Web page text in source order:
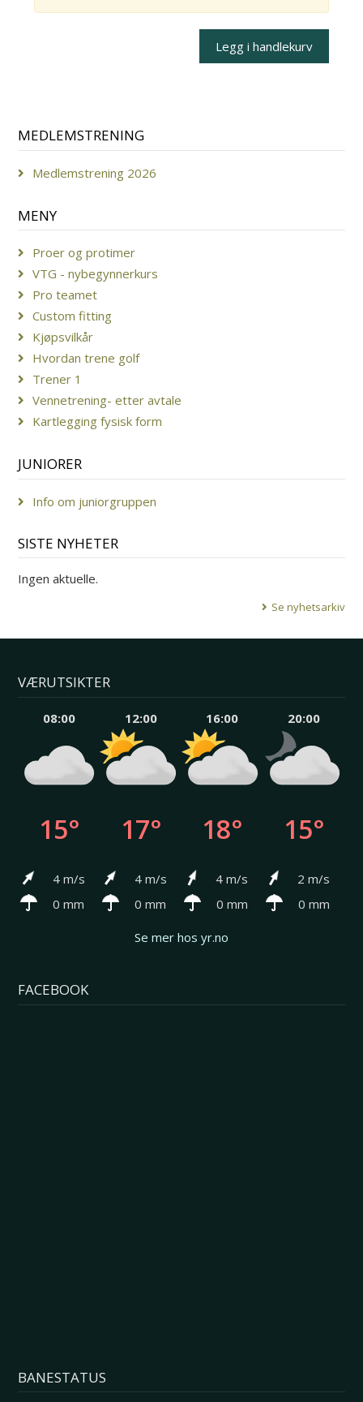
MEDLEMSTRENING
Medlemstrening 2026
MENY
Proer og protimer
VTG - nybegynnerkurs
Pro teamet
Custom fitting
Kjøpsvilkår
Hvordan trene golf
Trener 1
Vennetrening- etter avtale
Kartlegging fysisk form
JUNIORER
Info om juniorgruppen
SISTE NYHETER
Ingen aktuelle.
Se nyhetsarkiv
VÆRUTSIKTER
08:00
15°
4 m/s
0 mm
12:00
17°
4 m/s
0 mm
16:00
18°
4 m/s
0 mm
20:00
15°
2 m/s
0 mm
Se mer hos yr.no
FACEBOOK
BANESTATUS